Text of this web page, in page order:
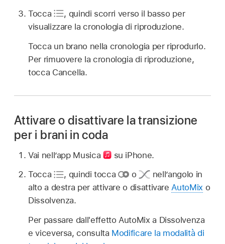
Tocca
, quindi scorri verso il basso per
visualizzare la cronologia di riproduzione.
Tocca un brano nella cronologia per riprodurlo.
Per rimuovere la cronologia di riproduzione,
tocca Cancella.
Attivare o disattivare la transizione
per i brani in coda
Vai nell’app Musica
su iPhone.
Tocca
, quindi tocca o
nell’angolo in
alto a destra per attivare o disattivareAutoMix o
Dissolvenza.
Per passare dall'effetto AutoMix a Dissolvenza
e viceversa, consulta Modificare la modalità di